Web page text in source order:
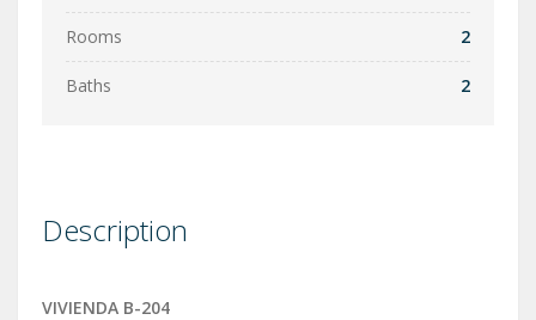
Rooms 2
Baths 2
Description
VIVIENDA B-204